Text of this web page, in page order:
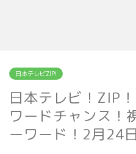
日本テレビZIP!
日本テレビ！ZIP
ワードチャンス！
ーワード！2月24日